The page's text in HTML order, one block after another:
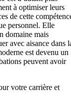
à optimiser leurs
de cette
personnel. Elle
domaine mais
avec aisance dans
est devenu un
peuvent avoir
votre carrière et